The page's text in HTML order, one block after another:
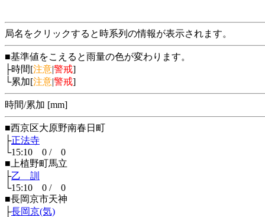
局名をクリックすると時系列の情報が表示されます。
■基準値をこえると雨量の色が変わります。
├時間[注意|警戒]
└累加[注意|警戒]
時間/累加 [mm]
■西京区大原野南春日町
├正法寺
└15:10 0 / 0
■上植野町馬立
├乙 訓
└15:10 0 / 0
■長岡京市天神
├長岡京(気)